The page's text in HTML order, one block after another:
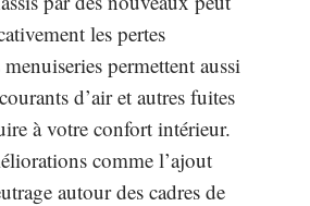
les pertes
permettent aussi
d’air et autres fuites
à votre confort intérieur.
comme l’ajout
autour des cadres de